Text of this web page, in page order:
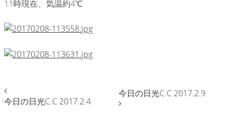
11時現在、気温約4℃
今日の日光C.C 2017.2.4
今日の日光C.C 2017.2.9